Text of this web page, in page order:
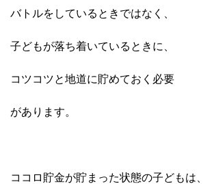
バトルを しているときではなく、
子どもが落ち着いているときに、
コツコツと地道に貯めておく必要
があります。
ココロ貯金が貯まった状態の子どもは、